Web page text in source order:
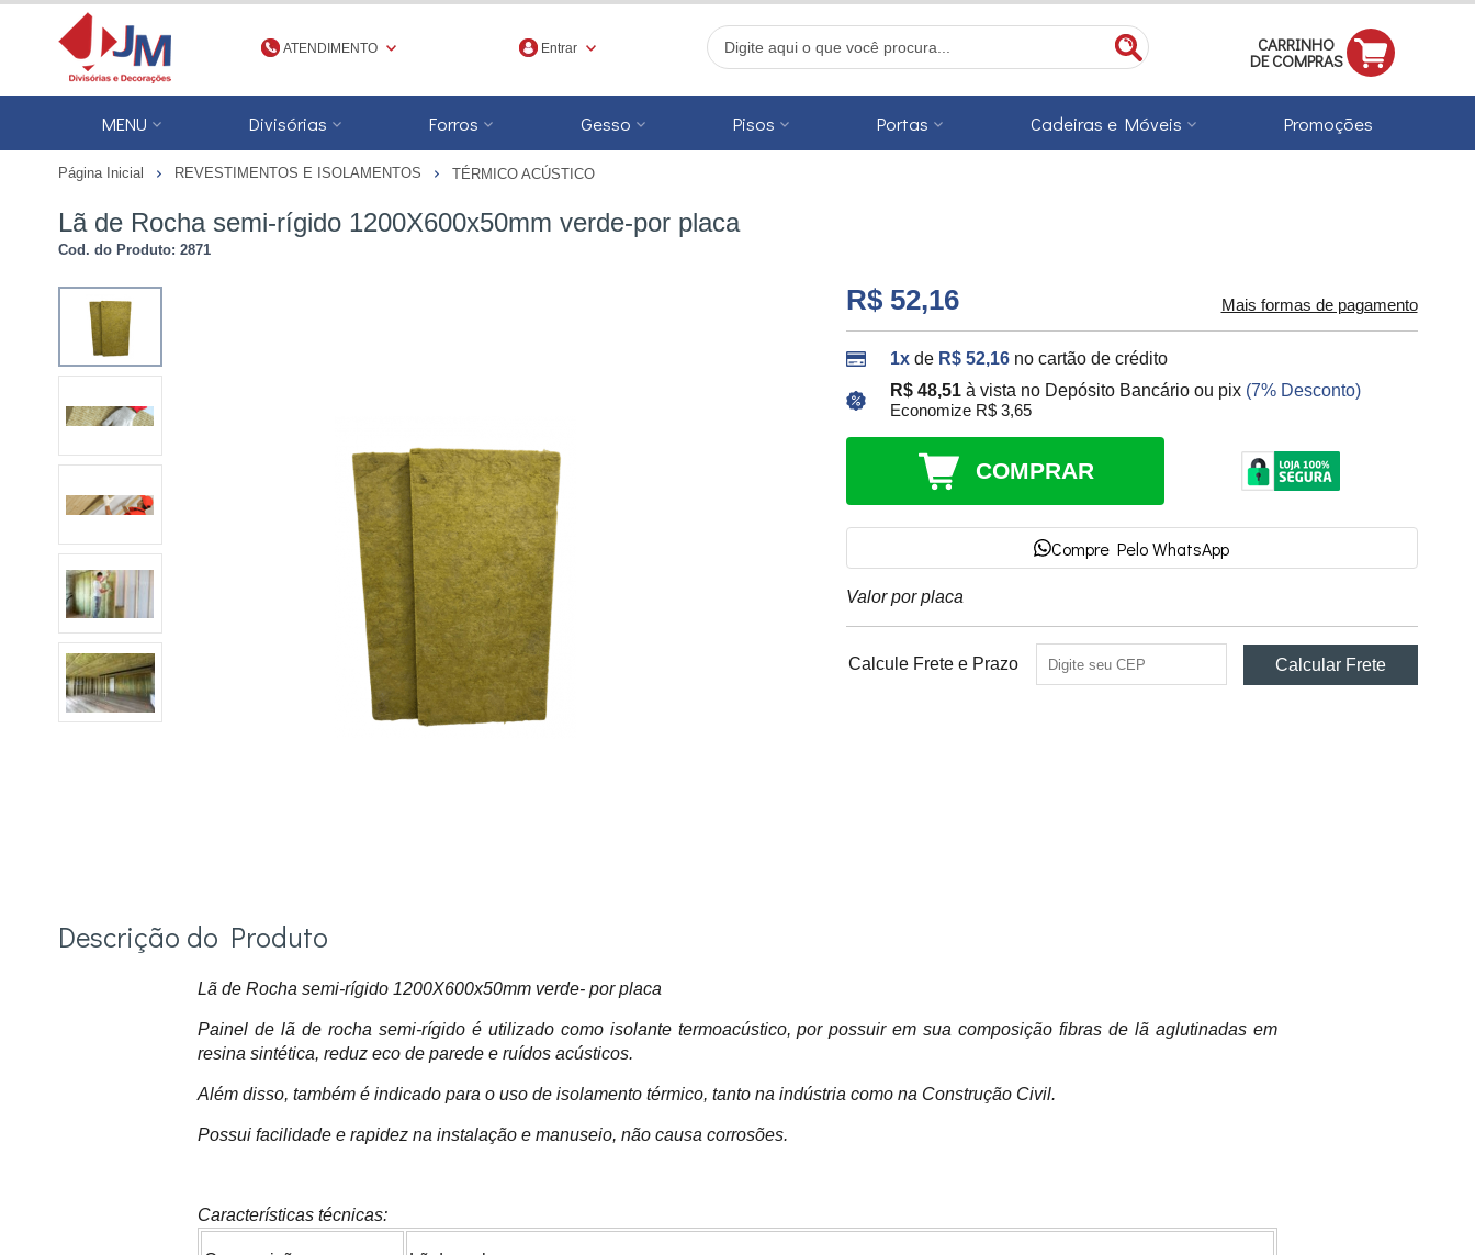
ATENDIMENTO
(48) 3623-1777
4836231777
Entrar CARRINHO
DE COMPRAS
MENU Divisórias Forros Gesso Pisos Portas Cadeiras e Móveis Promoções
Página Inicial REVESTIMENTOS E ISOLAMENTOS TÉRMICO ACÚSTICO
Lã de Rocha semi-rígido 1200X600x50mm verde-por placa
Cod. do Produto: 2871
R$ 52,16 Mais formas de pagamento
1x de R$ 52,16 no cartão de crédito
R$ 48,51à vista no Depósito Bancário ou pix (7% Desconto)
Economize R$ 3,65
COMPRAR
Compre Pelo WhatsApp
Valor por placa
Calcule Frete e Prazo
Descrição do Produto
Lã de Rocha semi-rígido 1200X600x50mm verde- por placa
Painel de lã de rocha semi-rígido é utilizado como isolante termoacústico, por possuir em sua composição fibras de lã aglutinadas em
resina sintética, reduz eco de parede e ruídos acústicos.
Além disso, também é indicado para o uso de isolamento térmico, tanto na indústria como na Construção Civil.
Possui facilidade e rapidez na instalação e manuseio, não causa corrosões.
Características técnicas: